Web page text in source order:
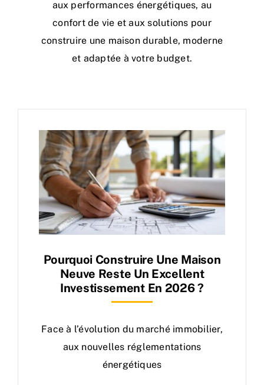
aux performances énergétiques, au
confort de vie et aux solutions pour
construire une maison durable, moderne
et adaptée à votre budget.
Pourquoi Construire Une Maison
Neuve Reste Un Excellent
Investissement En 2026 ?
Face à l’évolution du marché immobilier,
aux nouvelles réglementations
énergétiques